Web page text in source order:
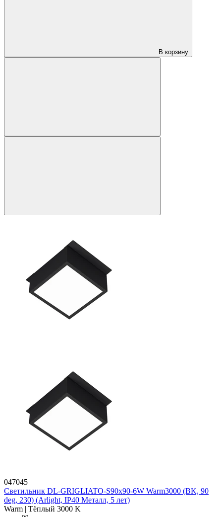
В корзину
047045
Светильник DL-GRIGLIATO-S90x90-6W Warm3000 (BK, 90
deg, 230) (Arlight, IP40 Металл, 5 лет)
Warm | Тёплый 3000 K